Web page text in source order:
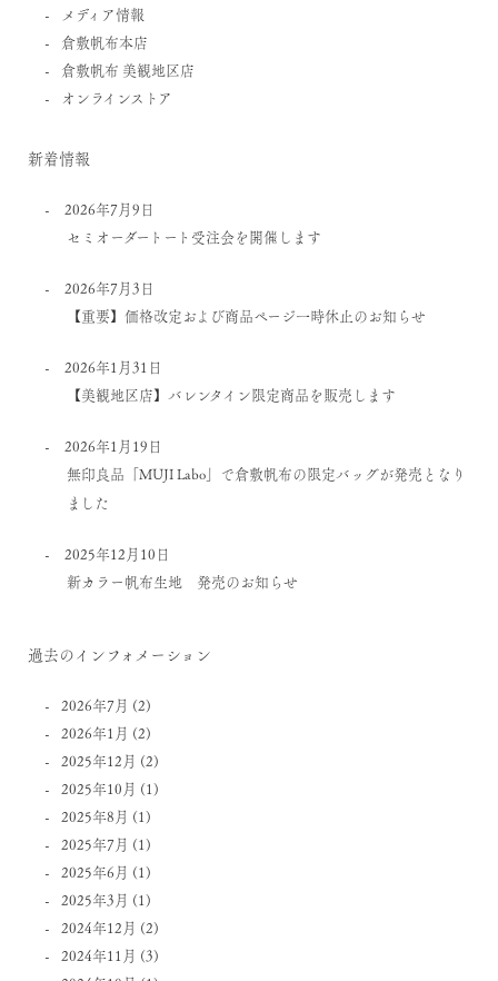
メディア情報
倉敷帆布本店
倉敷帆布 美観地区店
オンラインストア
新着情報
2026年7月9日
セミオーダートート受注会を開催します
2026年7月3日
【重要】価格改定および商品ページ一時休止のお知らせ
2026年1月31日
【美観地区店】バレンタイン限定商品を販売します
2026年1月19日
無印良品「MUJI Labo」で倉敷帆布の限定バッグが発売となり
ました
2025年12月10日
新カラー帆布生地 発売のお知らせ
過去のインフォメーション
2026年7月 (2)
2026年1月 (2)
2025年12月 (2)
2025年10月 (1)
2025年8月 (1)
2025年7月 (1)
2025年6月 (1)
2025年3月 (1)
2024年12月 (2)
2024年11月 (3)